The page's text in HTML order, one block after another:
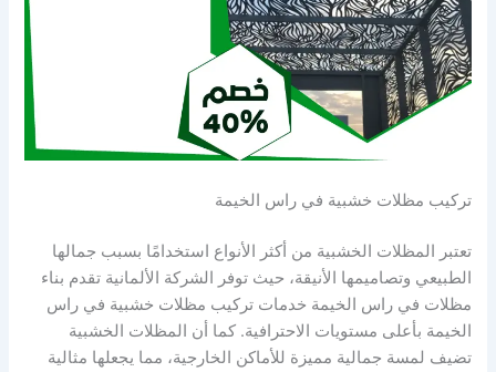
تركيب مظلات خشبية في راس الخيمة
تعتبر المظلات الخشبية من أكثر الأنواع استخدامًا بسبب جمالها
الطبيعي وتصاميمها الأنيقة، حيث توفر الشركة الألمانية تقدم بناء
مظلات في راس الخيمة خدمات تركيب مظلات خشبية في راس
الخيمة بأعلى مستويات الاحترافية. كما أن المظلات الخشبية
تضيف لمسة جمالية مميزة للأماكن الخارجية، مما يجعلها مثالية